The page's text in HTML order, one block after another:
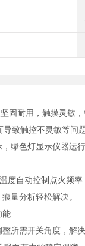
固耐用，触摸灵敏，
致触控不灵敏等问题
绿色灯显示仪器运
度自动控制点火频率
量分析轻松解决。
能
所需开关角度，解